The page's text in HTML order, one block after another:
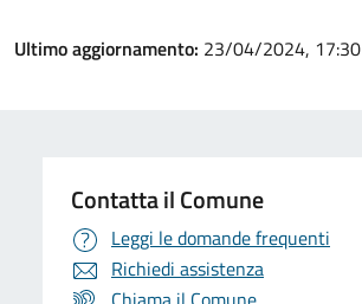
Ultimo aggiornamento: 23/04/2024, 17:30
Contatta il Comune
Leggi le domande frequenti
Richiedi assistenza